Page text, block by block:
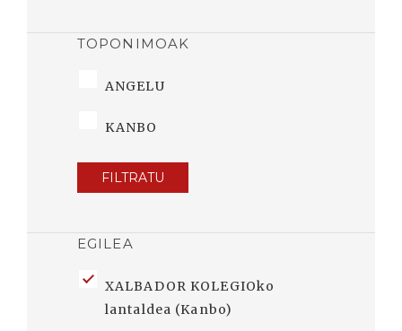
TOPONIMOAK
ANGELU
KANBO
FILTRATU
EGILEA
XALBADOR KOLEGIOko
lantaldea (Kanbo)